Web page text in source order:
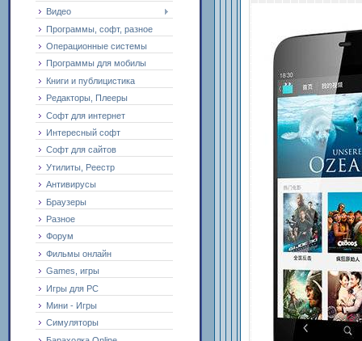
Видео
Программы, софт, разное
Операционные системы
Программы для мобилы
Книги и публицистика
Редакторы, Плееры
Софт для интернет
Интересный софт
Софт для сайтов
Утилиты, Реестр
Антивирусы
Браузеры
Разное
Форум
Фильмы онлайн
Games, игры
Игры для PC
Мини - Игры
Симуляторы